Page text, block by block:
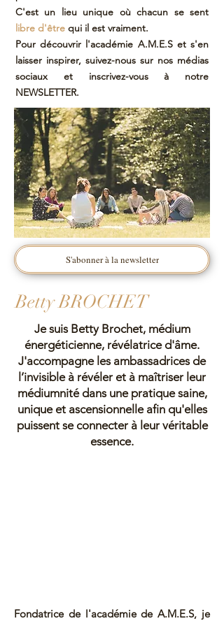
C'est un lieu unique où chacun se sent
libre d'être qui il est vraiment.
Pour découvrir l'académie A.M.E.S et s'en
laisser inspirer, suivez-nous sur nos médias
sociaux et inscrivez-vous à notre
NEWSLETTER.
S'abonner à la newsletter
Betty BROCHET
Je suis Betty Brochet, médium
énergéticienne, révélatrice d'âme.
J'accompagne les ambassadrices de
l’invisible à révéler et à maîtriser leur
médiumnité dans une pratique saine,
unique et ascensionnelle afin qu'elles
puissent se connecter à leur véritable
essence.
Fondatrice de l'académie de A.M.E.S, je